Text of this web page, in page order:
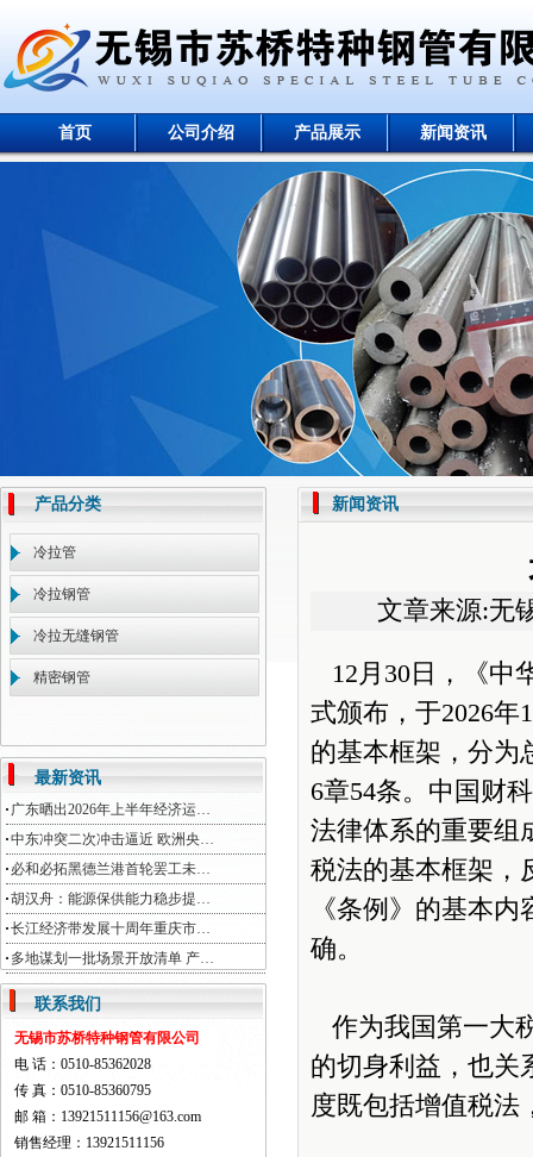
首页 公司介绍 产品展示 新闻资讯
产品分类
冷拉管
冷拉钢管
冷拉无缝钢管
精密钢管
最新资讯
广东晒出2026年上半年经济运…
中东冲突二次冲击逼近 欧洲央…
必和必拓黑德兰港首轮罢工未…
胡汉舟：能源保供能力稳步提…
长江经济带发展十周年重庆市…
多地谋划一批场景开放清单 产…
联系我们
无锡市苏桥特种钢管有限公司
电 话：0510-85362028
传 真：0510-85360795
邮 箱：13921511156@163.com
销售经理：13921511156
新闻资讯
文章来源:无
12月30日，《中
式颁布，于2026
的基本框架，分为
6章54条。中国财
法律体系的重要组
税法的基本框架，
《条例》的基本
确。
作为我国第一大
的切身利益，也关
度既包括增值税法